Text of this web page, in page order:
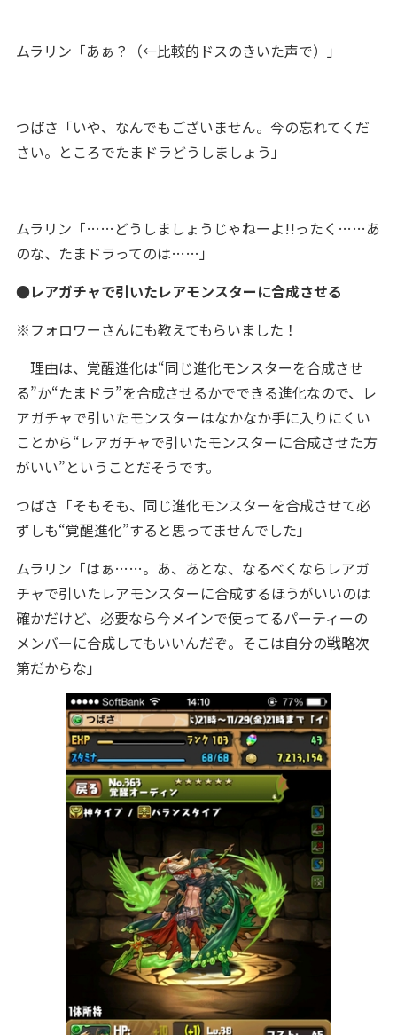
ムラリン「あぁ？（←比較的ドスのきいた声で）」
つばさ「いや、なんでもございません。今の忘れてくだ
さい。ところでたまドラどうしましょう」
ムラリン「……どうしましょうじゃねーよ!!ったく……あ
のな、たまドラってのは……」
●レアガチャで引いたレアモンスターに合成させる
※フォロワーさんにも教えてもらいました！
理由は、覚醒進化は“同じ進化モンスターを合成させ
る”か“たまドラ”を合成させるかでできる進化なので、レ
アガチャで引いたモンスターはなかなか手に入りにくい
ことから“レアガチャで引いたモンスターに合成させた方
がいい”ということだそうです。
つばさ「そもそも、同じ進化モンスターを合成させて必
ずしも“覚醒進化”すると思ってませんでした」
ムラリン「はぁ……。あ、あとな、なるべくならレアガ
チャで引いたレアモンスターに合成するほうがいいのは
確かだけど、必要なら今メインで使ってるパーティーの
メンバーに合成してもいいんだぞ。そこは自分の戦略次
第だからな」